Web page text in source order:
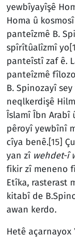
yewbîyayîşê
Homa û
panteîzmê B.
spîrîtûalîzmî yo
panteîstî zaf ê.
panteîzmê
B. Spinozayî
neqlkerdişê
Îslamî Îbn Arabî
pêroyî yewbînî
cîya benê.[15]
yan zî wehdet-î
fikir zî meneno
Etîka, rasterast
kitabî de
awan kerdo.
Hetê açarnayox